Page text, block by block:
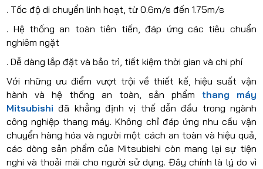
. Tốc độ di chuyển linh hoạt, từ 0.6m/s đến 1.75m/s
. Hệ thống an toàn tiên tiến, đáp ứng các tiêu chuẩn
nghiêm ngặt
. Dễ dàng lắp đặt và bảo trì, tiết kiệm thời gian và chi phí
Với những ưu điểm vượt trội về thiết kế, hiệu suất vận
hành và hệ thống an toàn, sản phẩm thang máy
Mitsubishi đã khẳng định vị thế dẫn đầu trong ngành
công nghiệp thang máy. Không chỉ đáp ứng nhu cầu vận
chuyển hàng hóa và người một cách an toàn và hiệu quả,
các dòng sản phẩm của Mitsubishi còn mang lại sự tiện
nghi và thoải mái cho người sử dụng. Đây chính là lý do vì